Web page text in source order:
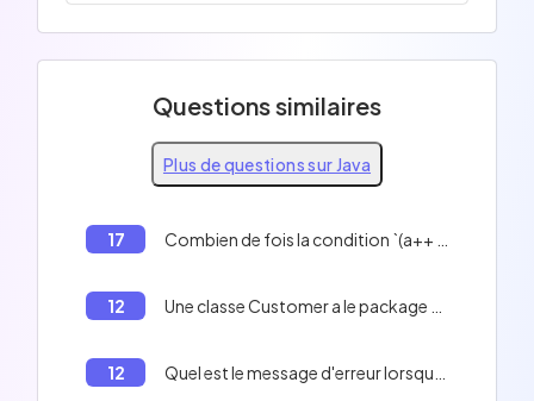
Questions similaires
Plus de questions sur Java
17
12
12